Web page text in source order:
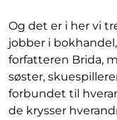
Og det er i her vi
jobber i
forfatteren Brida,
søster,
forbundet til
de krysser